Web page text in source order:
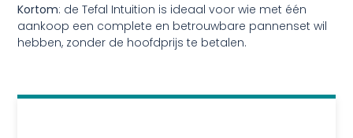
Kortom: de Tefal Intuition is ideaal voor wie met één
aankoop een complete en betrouwbare pannenset wil
hebben, zonder de hoofdprijs te betalen.